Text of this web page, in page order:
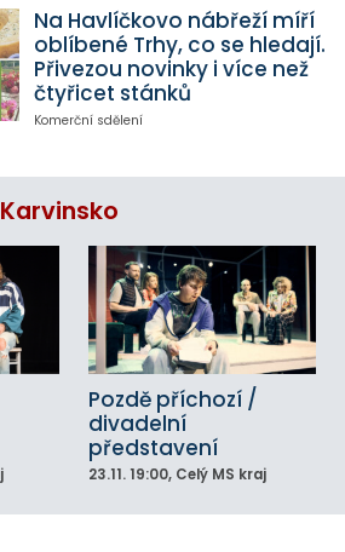
Na Havlíčkovo nábřeží míří
oblíbené Trhy, co se hledají.
Přivezou novinky i více než
čtyřicet stánků
Komerční sdělení
Pozdě příchozí /
divadelní
představení
23.11. 19:00, Celý MS kraj